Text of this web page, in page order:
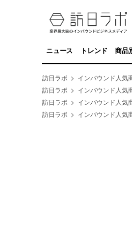
ニュース トレンド 商品
訪日ラボ インバウンド人気
訪日ラボ
インバウンド人気
訪日ラボ
インバウンド人気
訪日ラボ
インバウンド人気